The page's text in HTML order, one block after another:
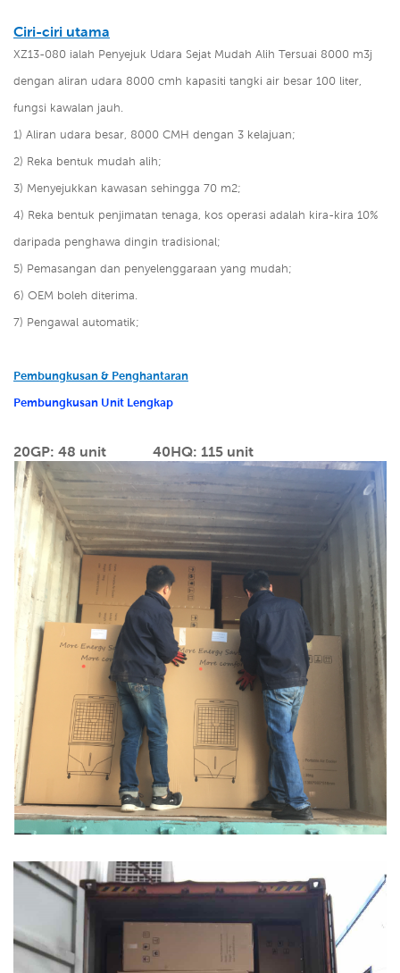
Ciri-ciri utama
XZ13-080 ialah Penyejuk Udara Sejat Mudah Alih Tersuai 8000 m3j
dengan aliran udara 8000 cmh kapasiti tangki air besar 100 liter,
fungsi kawalan jauh.
1) Aliran udara besar, 8000 CMH dengan 3 kelajuan;
2) Reka bentuk mudah alih;
3) Menyejukkan kawasan sehingga 70 m2;
4) Reka bentuk penjimatan tenaga, kos operasi adalah kira-kira 10%
daripada penghawa dingin tradisional;
5) Pemasangan dan penyelenggaraan yang mudah;
6) OEM boleh diterima.
7) Pengawal automatik;
Pembungkusan & Penghantaran
Pembungkusan Unit Lengkap
20GP: 48 unit 40HQ: 115 unit